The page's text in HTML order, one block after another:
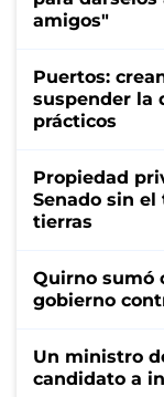
amigos"
Puertos:
suspender la
prácticos
Propiedad
Senado sin
tierras
Quirno sumó
gobierno
Un ministro
candidato a